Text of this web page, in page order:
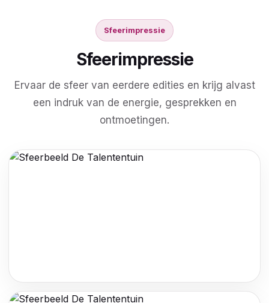
Sfeerimpressie
Sfeerimpressie
Ervaar de sfeer van eerdere edities en krijg alvast
een indruk van de energie, gesprekken en
ontmoetingen.